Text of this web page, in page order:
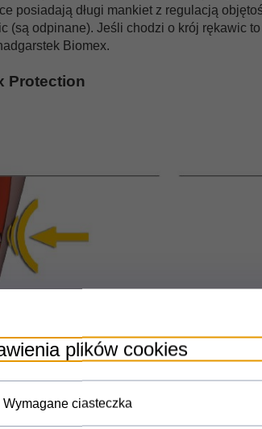
posiadają długi mankiet z regulacją
(są odpinane). Jeśli chodzi o krój rękawic
Biomex.
Protection
plików cookies
Wymagane ciasteczka